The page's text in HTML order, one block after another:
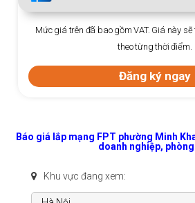
Mức giá trên đã bao gồm VAT. Giá này sẽ
theo từng thời điểm.
Đăng ký ngay
Báo giá lắp mạng FPT phường Minh
doanh nghiệp,
Khu vực đang xem: